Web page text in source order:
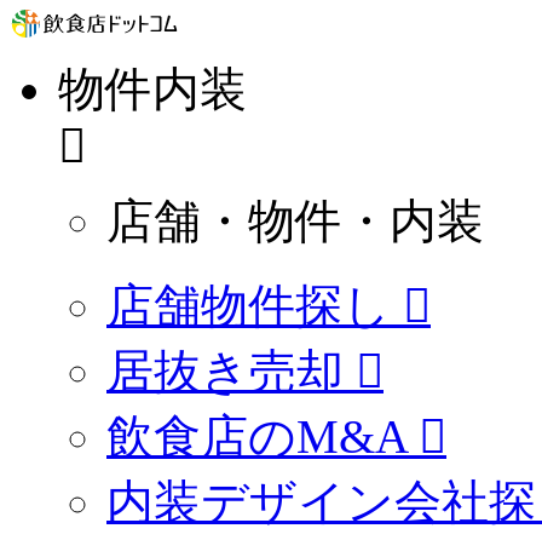
物件内装
店舗・物件・内装
店舗物件探し
居抜き売却
飲食店のM&A
内装デザイン会社